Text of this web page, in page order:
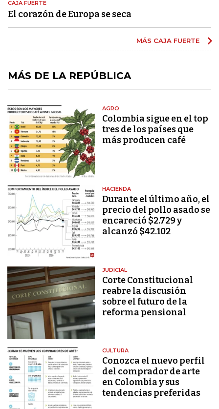
CAJA FUERTE
El corazón de Europa se seca
MÁS CAJA FUERTE
MÁS DE LA REPÚBLICA
AGRO
Colombia sigue en el top
tres de los países que
más producen café
HACIENDA
Durante el último año, el
precio del pollo asado se
encareció $2.729 y
alcanzó $42.102
JUDICIAL
Corte Constitucional
reabre la discusión
sobre el futuro de la
reforma pensional
CULTURA
Conozca el nuevo perfil
del comprador de arte
en Colombia y sus
tendencias preferidas